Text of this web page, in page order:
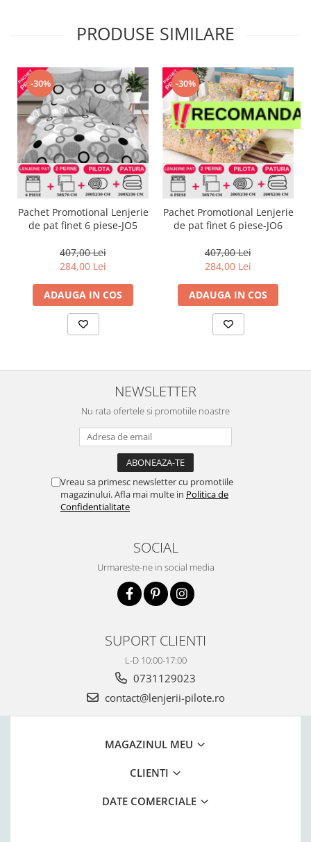
PRODUSE SIMILARE
-30%
Pachet Promotional Lenjerie
de pat finet 6 piese-JO5
407,00 Lei
284,00 Lei
ADAUGA IN COS
-30%
Pachet Promotional Lenjerie
de pat finet 6 piese-JO6
407,00 Lei
284,00 Lei
ADAUGA IN COS
NEWSLETTER
Nu rata ofertele si promotiile noastre
Vreau sa primesc newsletter cu promotiile
magazinului. Afla mai multe in Politica de
Confidentialitate
SOCIAL
Urmareste-ne in social media
SUPORT CLIENTI
L-D 10:00-17:00
0731129023
contact@lenjerii-pilote.ro
MAGAZINUL MEU
CLIENTI
DATE COMERCIALE